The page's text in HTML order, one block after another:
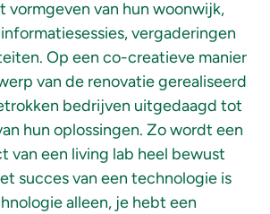
vormgeven van hun woonwijk,
vergaderingen
Op een co-creatieve manier
van de renovatie gerealiseerd
bedrijven uitgedaagd tot
hun oplossingen. Zo wordt een
van een living lab heel bewust
succes van een technologie is
alleen, je hebt een